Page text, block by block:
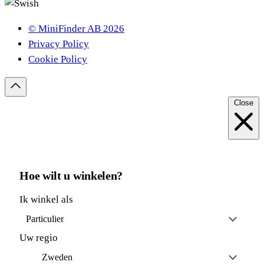
© MiniFinder AB 2026
Privacy Policy
Cookie Policy
Close
Hoe wilt u winkelen?
Ik winkel als
Particulier
Uw regio
Zweden